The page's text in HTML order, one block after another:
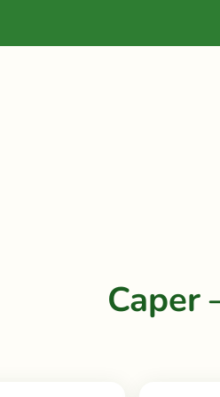
Caper